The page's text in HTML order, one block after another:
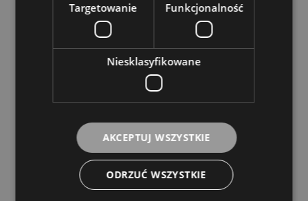
1 149,00 zł
POWIADOM O DOSTĘPNOŚCI
Promusin PCTT1311 MP
Dostępność:
tymczasowo
1 249,00 zł
Targetowanie Funkcjonalność
Niesklasyfikowane
AKCEPTUJ WSZYSTKIE
ODRZUĆ WSZYSTKIE